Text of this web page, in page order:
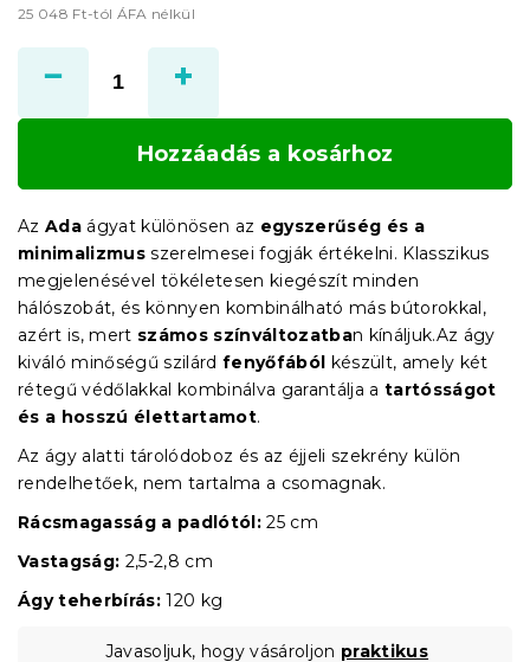
25 048 Ft-tól ÁFA nélkül
Hozzáadás a kosárhoz
Az Ada ágyat különösen az egyszerűség és a
minimalizmus szerelmesei fogják értékelni. Klasszikus
megjelenésével tökéletesen kiegészít minden
hálószobát, és könnyen kombinálható más bútorokkal,
azért is, mert számos színváltozatban kínáljuk.Az ágy
kiváló minőségű szilárd fenyőfából készült, amely két
rétegű védőlakkal kombinálva garantálja a tartósságot
és a hosszú élettartamot.
Az ágy alatti tárolódoboz és az éjjeli szekrény külön
rendelhetőek, nem tartalma a csomagnak.
Rácsmagasság a padlótól: 25 cm
Vastagság: 2,5-2,8 cm
Ágy teherbírás: 120 kg
Javasoljuk, hogy vásároljon praktikus